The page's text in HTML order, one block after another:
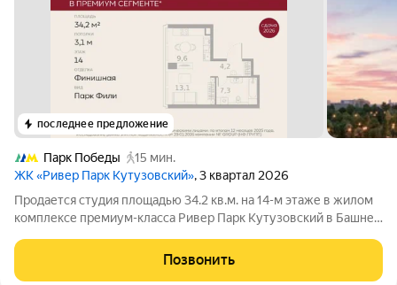
последнее предложение
Парк Победы
15 мин.
ЖК «Ривер Парк Кутузовский», 3 квартал 2026
Продается студия площадью 34.2 кв.м. на 14-м этаже в жилом
комплексе премиум-класса Ривер Парк Кутузовский в Башне
строится в одном из самых престижных районов столицы
Дорогомилово, на берегу
Позвонить